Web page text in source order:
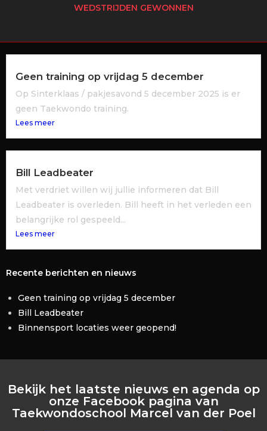
WEDSTRIJDEN GEWONNEN
Geen training op vrijdag 5 december
Op Sinterklaas / pakjesavond 5 december 2025 is er
geen Taekwondo training.
Lees meer
Bill Leadbeater
Met verdriet willen wij jullie informeren dat Bill
Leadbeater is overleden. Bill heeft in het verleden een
belangrijke rol gespeeld...
Lees meer
Recente berichten en nieuws
Geen training op vrijdag 5 december
Bill Leadbeater
Binnensport locaties weer geopend!
Bekijk het laatste nieuws en agenda op
onze Facebook pagina van
Taekwondoschool Marcel van der Poel